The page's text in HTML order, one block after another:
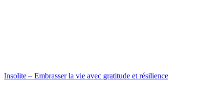
Insolite – Embrasser la vie avec gratitude et résilience